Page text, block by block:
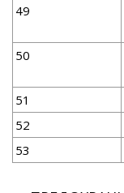
49
50
51
52
53